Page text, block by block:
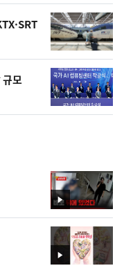
모
영
상
영